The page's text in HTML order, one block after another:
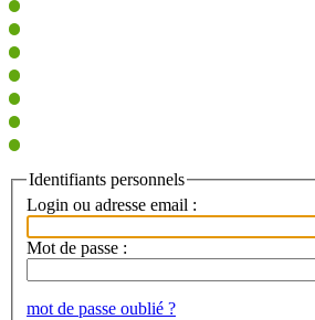
Identifiants personnels
Login ou adresse email :
Mot de passe :
mot de passe oublié ?